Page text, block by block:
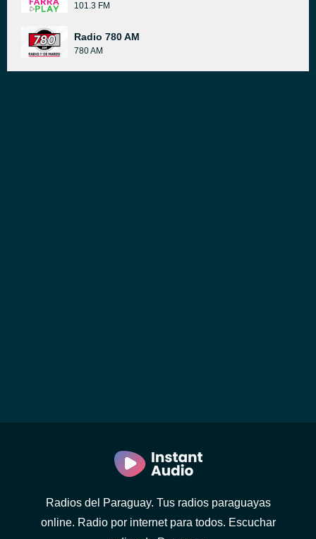
101.3 FM
Radio 780 AM
780 AM
Radios del Paraguay. Tus radios paraguayas
online. Radio por internet para todos. Escuchar